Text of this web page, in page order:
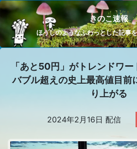
きのこ速報
ほうしのようなふわっとした記事
「あと50円」がトレンドワ
バブル超えの史上最高値目
り上がる
2024年2月16日 配信